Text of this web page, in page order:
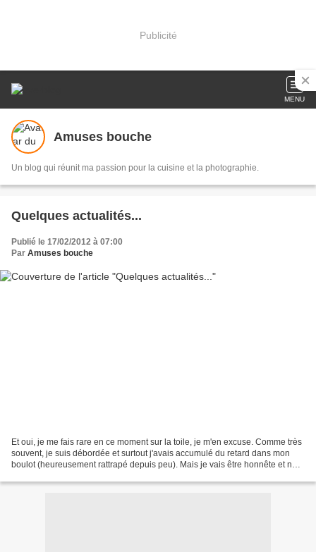
Publicité
MENU
Amuses bouche
Un blog qui réunit ma passion pour la cuisine et la photographie.
Quelques actualités...
Publié le 17/02/2012 à 07:00
Par Amuses bouche
Et oui, je me fais rare en ce moment sur la toile, je m'en excuse. Comme très
souvent, je suis débordée et surtout j'avais accumulé du retard dans mon
boulot (heureusement rattrapé depuis peu). Mais je vais être honnête et ne